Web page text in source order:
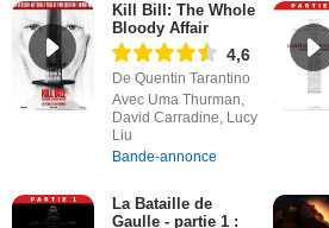
Kill Bill: The Whole
Bloody Affair
4,6
De Quentin Tarantino
Avec Uma Thurman,
David Carradine, Lucy
Liu
Bande-annonce
La Bataille de
Gaulle - partie 1 :